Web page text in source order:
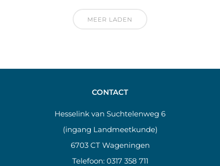
MEER LADEN
CONTACT
Hesselink van Suchtelenweg 6
(ingang Landmeetkunde)
6703 CT Wageningen
Telefoon: 0317 358 711